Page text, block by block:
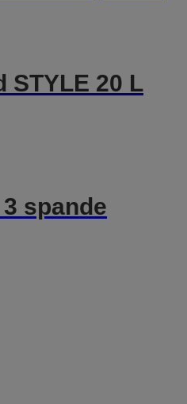
STYLE 20 L
spande